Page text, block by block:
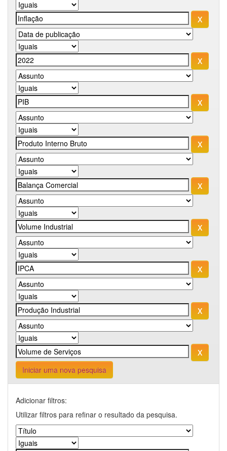
Iniciar uma nova pesquisa
Adicionar filtros:
Utilizar filtros para refinar o resultado da pesquisa.